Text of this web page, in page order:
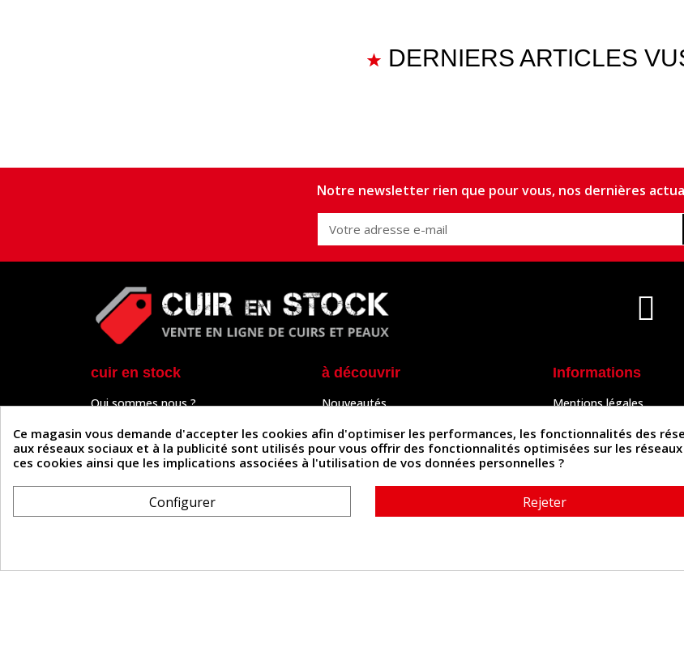
DERNIERS ARTICLES
Notre newsletter rien que pour vous, nos dernières
cuir en stock
Qui sommes nous ?
Paiement sécurisé
Un problème de connexion ?
Frais de livraison
Formulaire de rétractation
à découvrir
Nouveautés
Outils & Accessoires
Tutos
Actualités
Informations
Mentions légales
Politique de
Politique des cookies
Contactez-nous
Ce magasin vous demande d'accepter les cookies afin d'optimiser les performances, les fonctionnalités des
aux réseaux sociaux et à la publicité sont utilisés pour vous offrir des fonctionnalités optimisées sur les
ces cookies ainsi que les implications associées à l'utilisation de vos données personnelles ?
Configurer Rejeter